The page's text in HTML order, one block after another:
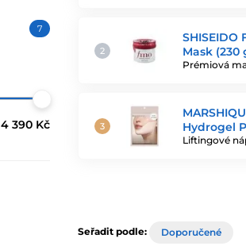
Mask (230
Prémiová
Hydrogel
Liftingové
7
4 390 Kč
Seřadit podle: Doporučené